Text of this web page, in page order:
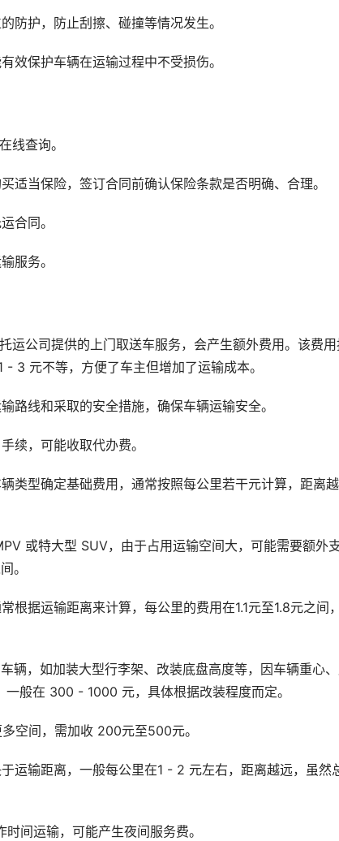
防护，防止刮擦、碰撞等情况发生。
效保护车辆在运输过程中不受损伤。
线查询。
适当保险，签订合同前确认保险条款是否明确、合理。
合同。
服务。
运公司提供的上门取送车服务，会产生额外费用。该费
3 元不等，方便了车主但增加了运输成本。
路线和采取的安全措施，确保车辆运输安全。
续，可能收取代办费。
类型确定基础费用，通常按照每公里若干元计算，距离
或特大型 SUV，由于占用运输空间大，可能需要额外
。
根据运输距离来计算，每公里的费用在1.1元至1.8元之间
辆，如加装大型行李架、改装底盘高度等，因车辆重心
般在 300 - 1000 元，具体根据改装程度而定。
空间，需加收 200元至500元。
运输距离，一般每公里在1 - 2 元左右，距离越远，虽然
间运输，可能产生夜间服务费。